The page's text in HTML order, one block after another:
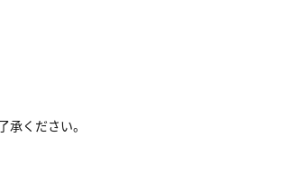
ください。